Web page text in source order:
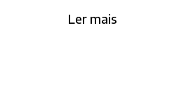
Ler mais